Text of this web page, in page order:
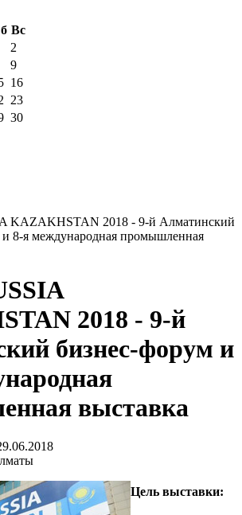
Вс
2
9
16
23
30
KAZAKHSTAN 2018 - 9-й Алматинский
и 8-я международная промышленная
2018 - 9-й
бизнес-форум и
выставка
Цель выставки: